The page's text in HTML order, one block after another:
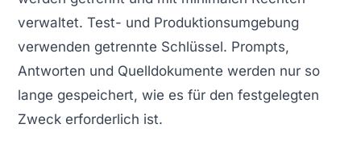
verwaltet. Test- und Produktionsumgebung
verwenden getrennte Schlüssel. Prompts,
Antworten und Quelldokumente werden nur so
lange gespeichert, wie es für den festgelegten
Zweck erforderlich ist.